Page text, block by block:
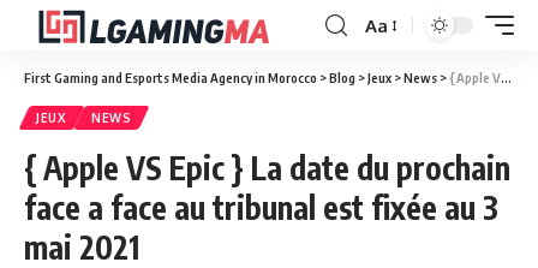
Aa
First Gaming and Esports Media Agency in Morocco >Blog >Jeux >News >{ Apple VS Epic } La date du prochain face a face au tribunal est fixée au 3 mai 2021
JEUX NEWS
{ Apple VS Epic } La date du prochain
face a face au tribunal est fixée au 3
mai 2021